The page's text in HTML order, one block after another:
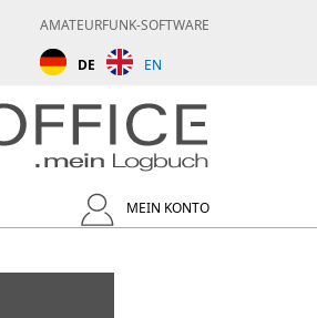
AMATEURFUNK-SOFTWARE
DE EN
MEIN KONTO